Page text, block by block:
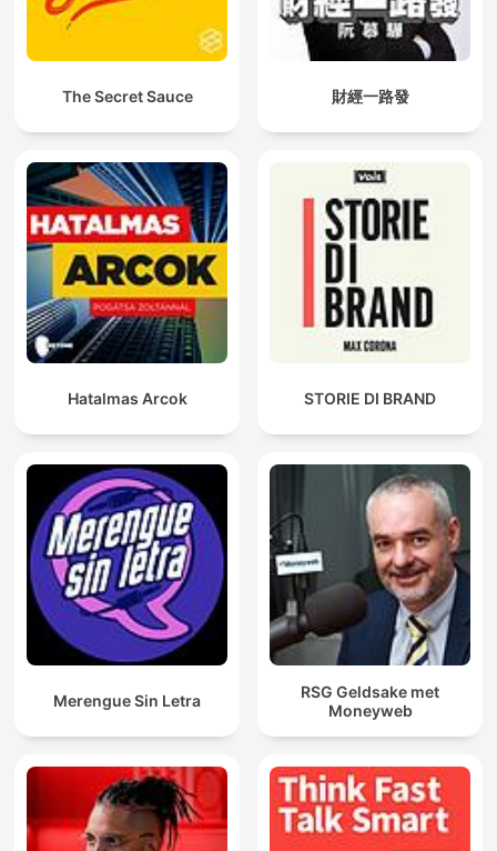
The Secret Sauce 財經一路發
Hatalmas Arcok STORIE DI BRAND
Merengue Sin Letra
RSG Geldsake met
Moneyweb